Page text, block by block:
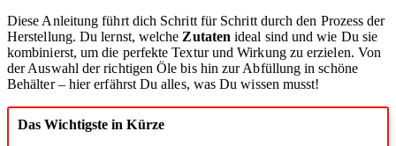
Diese Anleitung führt dich Schritt für Schritt durch den Prozess der
Herstellung. Du lernst, welche Zutaten ideal sind und wie Du sie
kombinierst, um die perfekte Textur und Wirkung zu erzielen. Von
der Auswahl der richtigen Öle bis hin zur Abfüllung in schöne
Behälter – hier erfährst Du alles, was Du wissen musst!
Das Wichtigste in Kürze